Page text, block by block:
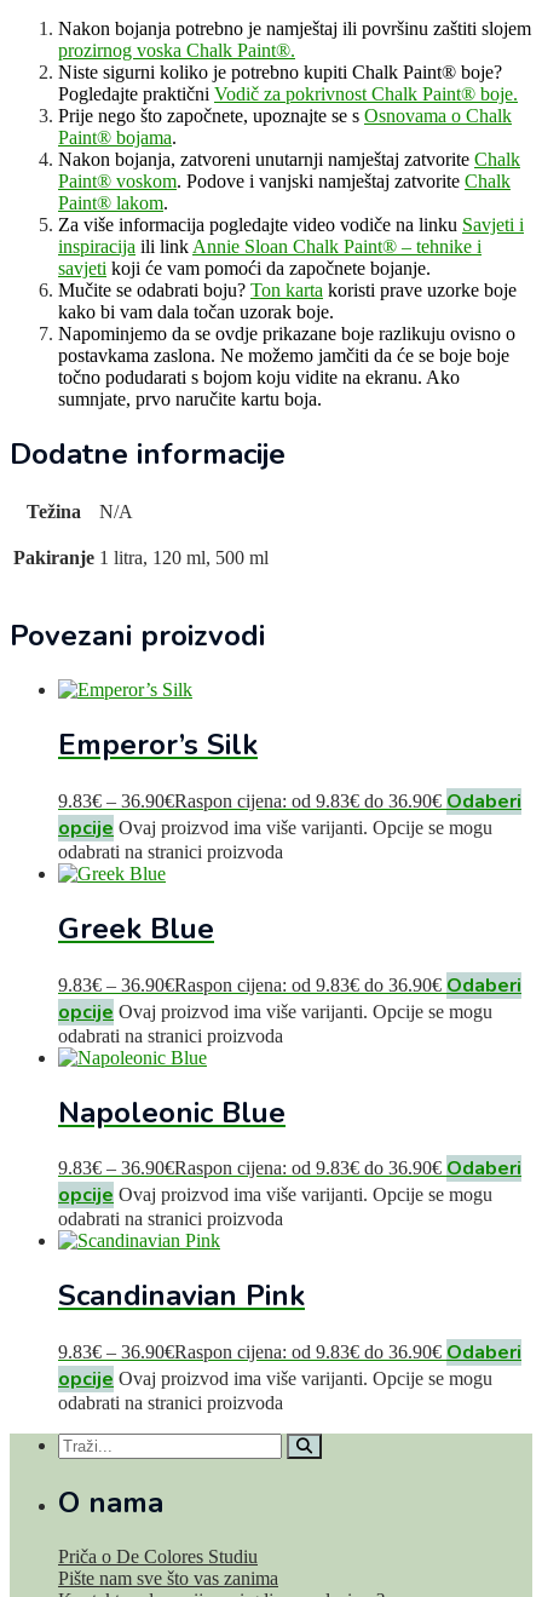
Nakon bojanja potrebno je namještaj ili površinu zaštiti slojem
prozirnog voska Chalk Paint®.
Niste sigurni koliko je potrebno kupiti Chalk Paint® boje?
Pogledajte praktični Vodič za pokrivnost Chalk Paint® boje.
Prije nego što započnete, upoznajte se s Osnovama o Chalk
Paint® bojama.
Nakon bojanja, zatvoreni unutarnji namještaj zatvorite Chalk
Paint® voskom. Podove i vanjski namještaj zatvorite Chalk
Paint® lakom.
Za više informacija pogledajte video vodiče na linku Savjeti i
inspiracija ili link Annie Sloan Chalk Paint® – tehnike i
savjeti koji će vam pomoći da započnete bojanje.
Mučite se odabrati boju? Ton karta koristi prave uzorke boje
kako bi vam dala točan uzorak boje.
Napominjemo da se ovdje prikazane boje razlikuju ovisno o
postavkama zaslona. Ne možemo jamčiti da će se boje boje
točno podudarati s bojom koju vidite na ekranu. Ako
sumnjate, prvo naručite kartu boja.
Dodatne informacije
Težina N/A
Pakiranje 1 litra, 120 ml, 500 ml
Povezani proizvodi
Emperor’s Silk
9.83€ – 36.90€Raspon cijena: od 9.83€ do 36.90€ Odaberi
opcije Ovaj proizvod ima više varijanti. Opcije se mogu
odabrati na stranici proizvoda
Greek Blue
9.83€ – 36.90€Raspon cijena: od 9.83€ do 36.90€ Odaberi
opcije Ovaj proizvod ima više varijanti. Opcije se mogu
odabrati na stranici proizvoda
Napoleonic Blue
9.83€ – 36.90€Raspon cijena: od 9.83€ do 36.90€ Odaberi
opcije Ovaj proizvod ima više varijanti. Opcije se mogu
odabrati na stranici proizvoda
Scandinavian Pink
9.83€ – 36.90€Raspon cijena: od 9.83€ do 36.90€ Odaberi
opcije Ovaj proizvod ima više varijanti. Opcije se mogu
odabrati na stranici proizvoda
O nama
Priča o De Colores Studiu
Pište nam sve što vas zanima